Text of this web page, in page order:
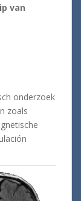
van
onderzoek
zoals